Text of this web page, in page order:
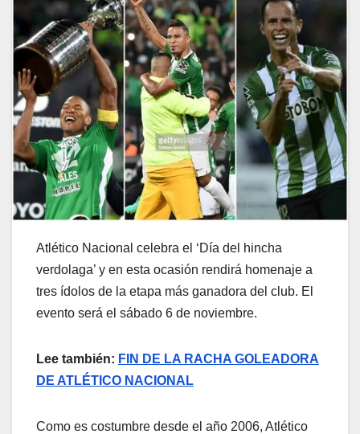
Atlético Nacional celebra el ‘Día del hincha
verdolaga’ y en esta ocasión rendirá homenaje a
tres ídolos de la etapa más ganadora del club. El
evento será el sábado 6 de noviembre.
Lee también: FIN DE LA RACHA GOLEADORA
DE ATLÉTICO NACIONAL
Como es costumbre desde el año 2006, Atlético